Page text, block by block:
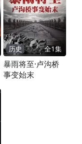
历史 全1集
暴雨将至·卢沟桥
事变始末